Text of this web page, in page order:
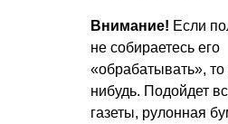
Внимание! Если
не собираетесь его
«обрабатывать», то
нибудь. Подойдет
газеты, рулонная